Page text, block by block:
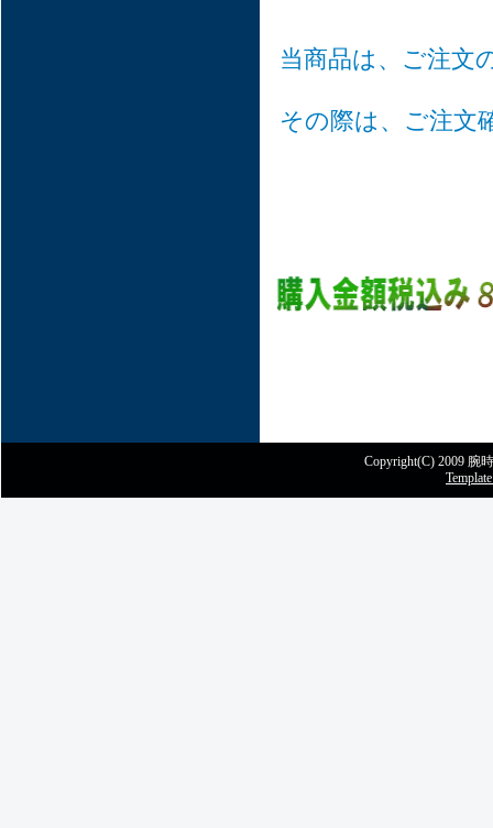
当商品は、ご注文
その際は、ご注文
Copyright(C) 2009 腕